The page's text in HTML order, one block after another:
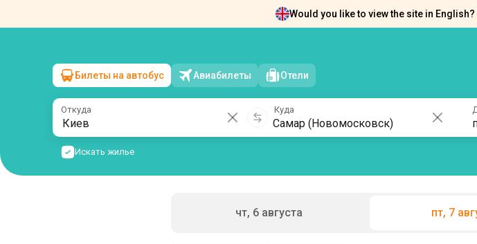
Would you like to view the site in English?
Киев→Самар (Новомосковск)
пт, 7 августа/1 пассажир
Билеты на автобус Авиабилеты Отели
Откуда Куда
Искать жилье
чт, 6 августа пт, 7